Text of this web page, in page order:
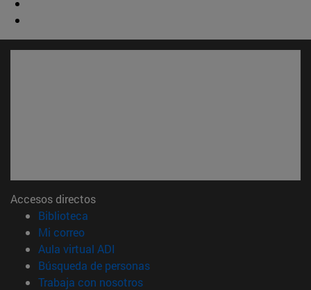
Accesos directos
Biblioteca
Mi correo(abre en nueva ventana)
Aula virtual ADI
Búsqueda de personas(abre en nueva ventana)
Trabaja con nosotros(abre en nueva ventana)